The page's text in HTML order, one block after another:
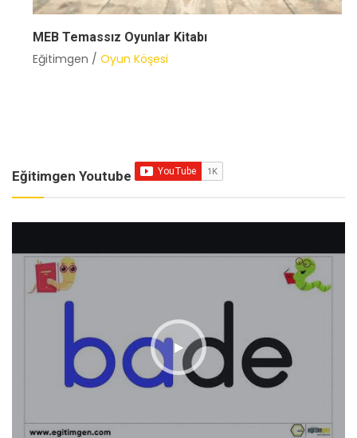
MEB Temassız Oyunlar Kitabı
Eğitimgen / Oyun Köşesi
Eğitimgen Youtube